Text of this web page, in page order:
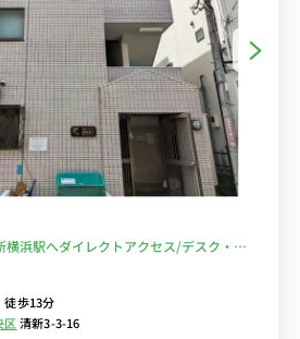
浜駅へダイレクトアクセス/デスク・チ
歩13分
区清新3-3-16